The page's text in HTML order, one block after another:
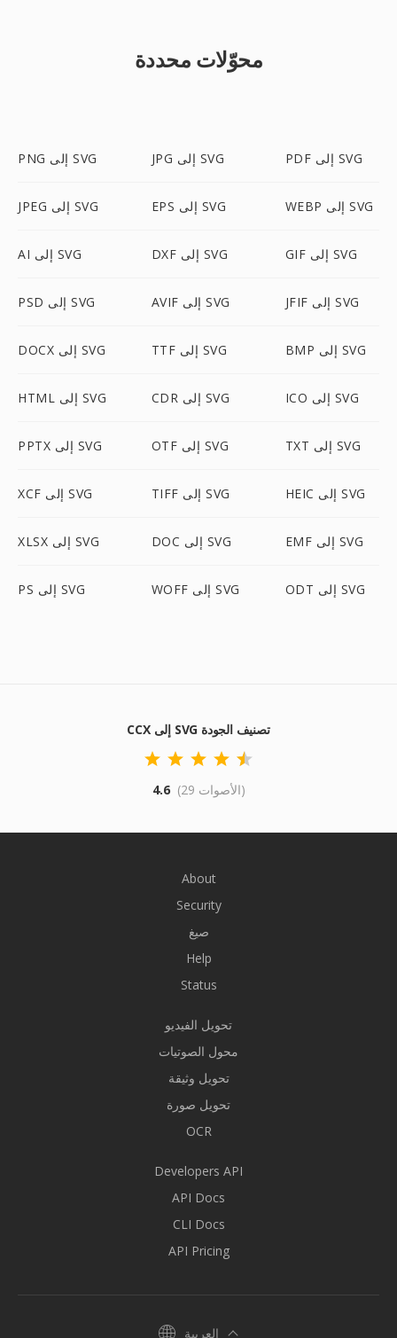
محوّلات محددة
PNG إلى SVG JPG إلى SVG PDF إلى SVG
JPEG إلى SVG EPS إلى SVG WEBP إلى SVG
AI إلى SVG DXF إلى SVG GIF إلى SVG
PSD إلى SVG AVIF إلى SVG JFIF إلى SVG
DOCX إلى SVG TTF إلى SVG BMP إلى SVG
HTML إلى SVG CDR إلى SVG ICO إلى SVG
PPTX إلى SVG OTF إلى SVG TXT إلى SVG
XCF إلى SVG TIFF إلى SVG HEIC إلى SVG
XLSX إلى SVG DOC إلى SVG EMF إلى SVG
PS إلى SVG WOFF إلى SVG ODT إلى SVG
CCX إلى SVG تصنيف الجودة
4.6 (29 الأصوات)
About
Security
صيغ
Help
Status
تحويل الفيديو
محول الصوتيات
تحويل وثيقة
تحويل صورة
OCR
Developers API
API Docs
CLI Docs
API Pricing
العربية